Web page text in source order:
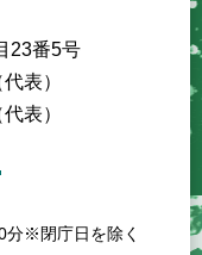
23番5号
表）
表）
分※閉庁日を除く